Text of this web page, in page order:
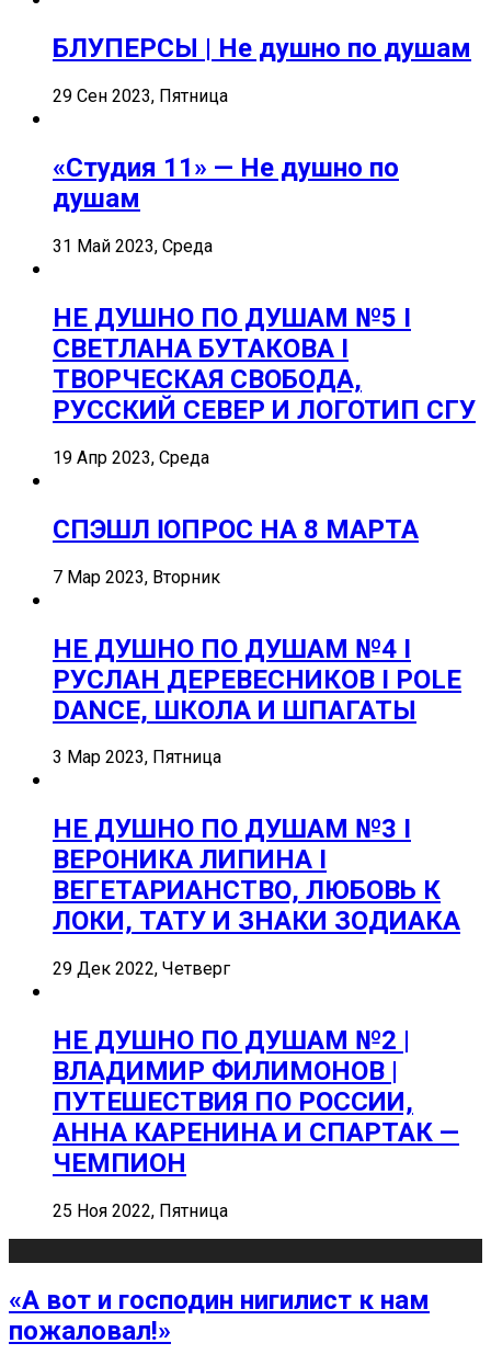
БЛУПЕРСЫ | Не душно по душам
29 Сен 2023, Пятница
«Студия 11» — Не душно по
душам
31 Май 2023, Среда
НЕ ДУШНО ПО ДУШАМ №5 I
СВЕТЛАНА БУТАКОВА I
ТВОРЧЕСКАЯ СВОБОДА,
РУССКИЙ СЕВЕР И ЛОГОТИП СГУ
19 Апр 2023, Среда
СПЭШЛ ӏ ОПРОС НА 8 МАРТА
7 Мар 2023, Вторник
НЕ ДУШНО ПО ДУШАМ №4 I
РУСЛАН ДЕРЕВЕСНИКОВ I POLE
DANCE, ШКОЛА И ШПАГАТЫ
3 Мар 2023, Пятница
НЕ ДУШНО ПО ДУШАМ №3 I
ВЕРОНИКА ЛИПИНА I
ВЕГЕТАРИАНСТВО, ЛЮБОВЬ К
ЛОКИ, ТАТУ И ЗНАКИ ЗОДИАКА
29 Дек 2022, Четверг
НЕ ДУШНО ПО ДУШАМ №2 |
ВЛАДИМИР ФИЛИМОНОВ |
ПУТЕШЕСТВИЯ ПО РОССИИ,
АННА КАРЕНИНА И СПАРТАК —
ЧЕМПИОН
25 Ноя 2022, Пятница
«А вот и господин нигилист к нам
пожаловал!»